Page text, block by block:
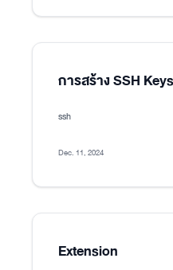
การสร้าง SSH
ssh
Dec. 11, 2024
Extension